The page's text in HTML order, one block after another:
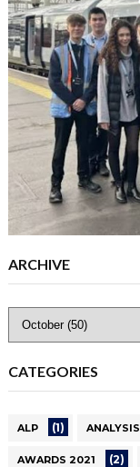
ARCHIVE
CATEGORIES
ALP (1) ANALYSIS
AWARDS 2021 (2)